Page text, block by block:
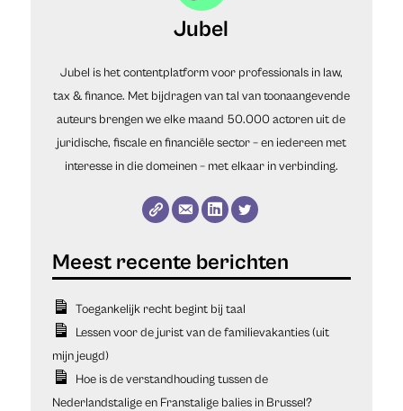
Jubel
Jubel is het contentplatform voor professionals in law,
tax & finance. Met bijdragen van tal van toonaangevende
auteurs brengen we elke maand 50.000 actoren uit de
juridische, fiscale en financiële sector – en iedereen met
interesse in die domeinen – met elkaar in verbinding.
Toegankelijk recht begint bij taal
Lessen voor de jurist van de familievakanties (uit
mijn jeugd)
Hoe is de verstandhouding tussen de
Nederlandstalige en Franstalige balies in Brussel?